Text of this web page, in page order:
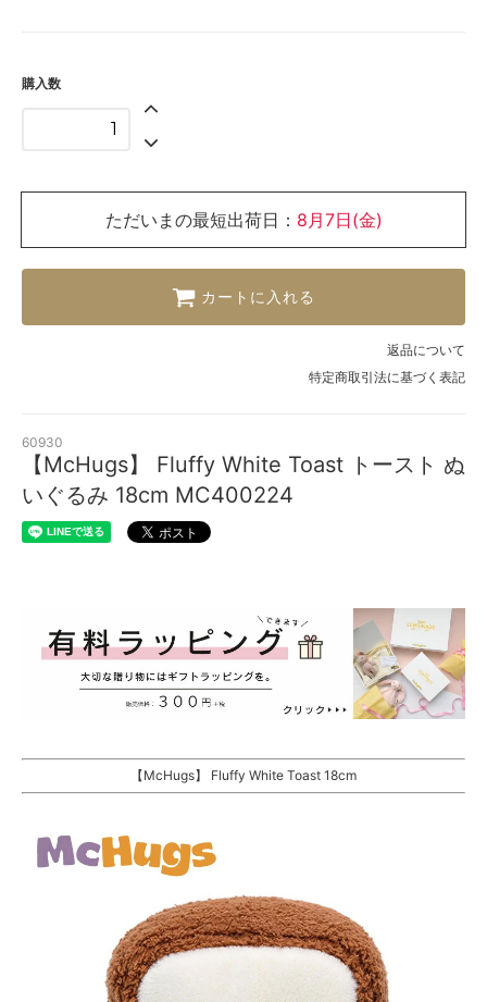
購入数
ただいまの最短出荷日： 8月7日(金)
カートに入れる
返品について
特定商取引法に基づく表記
60930
【McHugs】 Fluffy White Toast トースト ぬ
いぐるみ 18cm MC400224
【McHugs】 Fluffy White Toast 18cm